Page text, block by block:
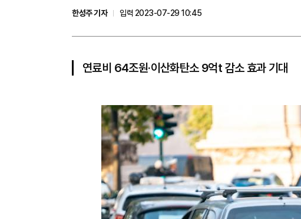
한성주 기자
입력 2023-07-29 10:45
연료비 64조원·이산화탄소 9억t 감소 효과 기대